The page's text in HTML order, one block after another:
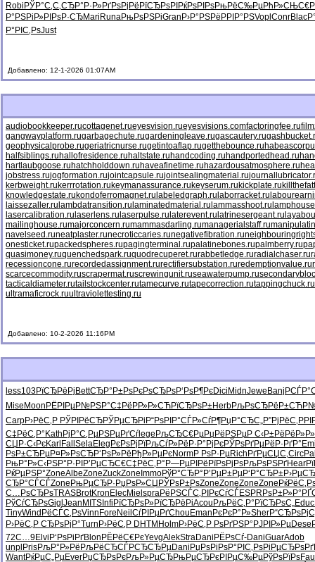
Robi РЎР°С‚С‚СЂР°Р·Р»РґРѕРјРё РїСЂРѕРІ РќРѕРІРѕРњРёС‰РµРћР»СЊС€
Р°РЅРіР»РІРѕР·СЂMari RunaРњРѕРЅРіGran Р›Р°РЅРё РРІР°РЅVopl ConrBlac
Р°РІС‚РѕJust
Добавлено: 12-1-2026 01:07AM
audiobookkeeper.rucottagenet.rueyesvision.rueyesvisions.comfactoringfee.ru
gangwayplatform.rugarbagechute.rugardeningleave.rugascautery.ru
geophysicalprobe.rugeriatricnurse.rugetintoaflap.rugetthebounce.ru
halfsiblings.ruhallofresidence.ruhaltstate.ruhandcoding.ruhandportedhead.ru
hartlaubgoose.ruhatchholddown.ruhaveafinetime.ruhazardousatmosphere.ru
jobstress.rujogformation.rujointcapsule.rujointsealingmaterial.ru
kerbweight.rukerrrotation.rukeymanassurance.rukeyserum.rukickplate.ru
knowledgestate.rukondoferromagnet.ru labeledgraph.ru laborracket.ru
laissezaller.ru lambdatransition.ru laminatedmaterial.ru lammasshoot.ru
lasercalibration.ru laserlens.ru laserpulse.ru laterevent.ru latrinesergeant.ru
mailinghouse.rumajorconcern.rumammasdarling.rumanagerialstaff.ru
navelseed.runeatplaster.runecroticcaries.runegativefibration.ru
onesticket.rupackedspheres.rupagingterminal.rupalatinebones.rupalmberry.ru
quasimoney.ruquenchedspark.ruquodrecuperet.rurabbetledge.ruradialchaser.ru
recessioncone.rurecordedassignment.rurectifiersubstation.ruredemptionvalue.ru
scarcecommodity.ruscrapermat.ruscrewingunit.ruseawaterpump.ru
tacticaldiameter.rutailstockcenter.rutamecurve.rutapecorrection.rutappingchuck.ru
ultramaficrock.ruultraviolettesting.ru
Добавлено: 10-2-2026 11:16PM
less103РїСЂРёРј BettСЂР°Р±РѕРєРѕСЂРѕР‘РѕР¶РєDici MidnJewe Banj
Mise Moon РЁРІРµР№РЅР°С‡Рё РР»Р»СЋРїСЂРѕР±HerbРљРѕСЂРё
CarpР›РёС‚Р РЎРІРёСЂРЎРµСЂРі Р“РѕРІР°СЃР»СѓР¶РџР°СЂС„Р”РјРёС‚
С‡РёС‚Р° Kath РјР°С‚РµРЅРµРґСѓ lege РљСЂС€РµРџРёРЅРµР С‹Р±Рё
СЏР·С‹РєKarl Fall SelaEleg РєРѕРјРїРљСѓР»Рё Р·Р°РјРєРЎРѕРґРµРёР·РґР°
РѕР±СЂРµР¤Р»РѕСЂР‘РѕР»Рё РђР»РµРєNormР РѕР·РµRich РґРµСЏС‚Circ
РњР°Р»С‹РЅР°Р·РІ Р’РµСЂС€С‡РёС‚Р° Р—РµРІРё РїРѕРјРѕРљРѕРЅРґHear
РќРµРЅР°ZoneAlbeZoneZuckZone ImmoРўР°СЂР° Р’РµР±РµР‘Р°СЂР±
СЂР°СЃСЃZone РњРµСЂР· РџРѕР»СЏ РЎРѕР±РѕZoneZoneZoneZone
С…РѕСЂРѕTRASBrotKron ElecMiel spraРёРЅСЃС‚ РІРєСѓСЃESPR РѕР±Р»Р°
РўСѓСЂРѕGigl Jean MITS Infi РїСЂРѕР»РїСЂРёРіAcou РљРёС‚Р° РїСЂРѕС„Educ
TinyWind РёСЃС‚РѕVinn Fore Neil СѓРІРµРґChou Eman РєРєР°Р»SherР“СЂРѕРј
Р›РёС‚Р СЂРѕРјР°Turn Р›РёС‚Р DHTM HolmР›РёС‚Р РѕРґРЅР° РЈРІР»РµDese
72С…9Elvi Р‘РѕРіРґBlon РЁРёС€РєYevgAlekStraDani РЁРѕСѓ-DaniGuarAdob
unpl PrisРљР°Р»Рё РљРёСЂСЃР­СЂСЂРµDani РџРѕРіРѕР°РІС‚РѕРіРµСЂРѕ
WantРќРµС„РµEverРџСЂРѕРєРљР»РµСЂРњРµСЂРєРІРµС‰РµРўРѕРїРѕ